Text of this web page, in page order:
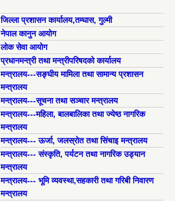
जिल्ला प्रशासन कार्यालय,तम्घास, गुल्मी
नेपाल कानुन आयोग
लोक सेवा आयोग
प्रधानमन्त्री तथा मन्त्रीपरिषदको कार्यालय
मन्त्रालय---सङ्घीय मामिला तथा सामान्य प्रशासन
मन्त्रालय
मन्त्रालय---सूचना तथा सञ्चार मन्त्रालय
मन्त्रालय---महिला, बालबालिका तथा ज्येष्ठ नागरिक
मन्त्रालय
मन्त्रालय--- ऊर्जा, जलस्रोत तथा सिंचाइ मन्त्रालय
मन्त्रालय--- संस्कृति, पर्यटन तथा नागरिक उड्यान
मन्त्रालय
मन्त्रालय--- भूमि व्यवस्था,सहकारी तथा गरिबी निवारण
मन्त्रालय